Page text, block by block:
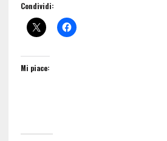
Condividi:
Mi piace: